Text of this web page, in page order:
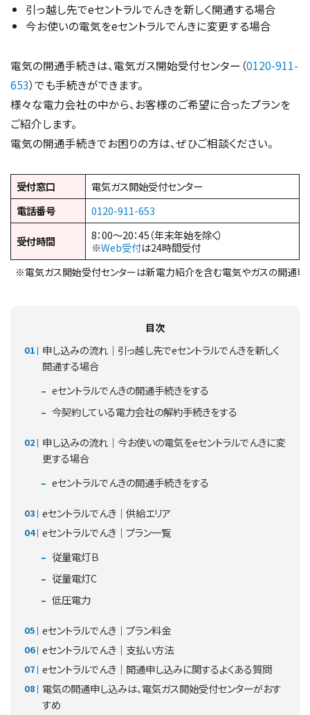
引っ越し先でeセントラルでんきを新しく開通する場合
今お使いの電気をeセントラルでんきに変更する場合
電気の開通手続きは、電気ガス開始受付センター（0120-911-
653）でも手続きができます。
様々な電力会社の中から、お客様のご希望に合ったプランを
ご紹介します。
電気の開通手続きでお困りの方は、ぜひご相談ください。
受付窓口
電気ガス開始受付センター
電話番号
0120-911-653
受付時間
8：00～20：45（年末年始を除く）
※Web受付は24時間受付
※電気ガス開始受付センターは新電力紹介を含む電気やガスの開通専
目次
申し込みの流れ｜引っ越し先でeセントラルでんきを新しく
開通する場合
eセントラルでんきの開通手続きをする
今契約している電力会社の解約手続きをする
申し込みの流れ｜今お使いの電気をeセントラルでんきに変
更する場合
eセントラルでんきの開通手続きをする
eセントラルでんき｜供給エリア
eセントラルでんき｜プラン一覧
従量電灯Ｂ
従量電灯C
低圧電力
eセントラルでんき｜プラン料金
eセントラルでんき｜支払い方法
eセントラルでんき｜開通申し込みに関するよくある質問
電気の開通申し込みは、電気ガス開始受付センターがおす
すめ